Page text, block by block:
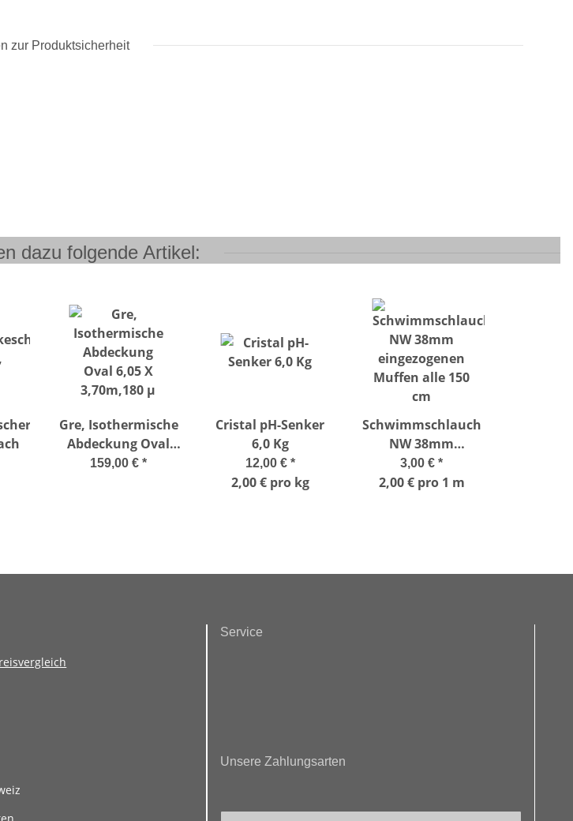
zur Produktsicherheit
dazu folgende Artikel:
Gre, Isothermische
Abdeckung Oval
6,05 X 3,70m,180 µ
159,00 € *
Cristal pH-Senker
6,0 Kg
12,00 € *
2,00 € pro kg
Schwimmschlauch
NW 38mm
eingezogenen
Muffen alle 150 cm
3,00 € *
2,00 € pro 1 m
Service
Unsere Zahlungsarten